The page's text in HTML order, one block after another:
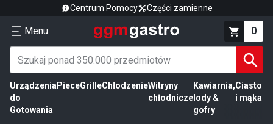
Centrum Pomocy Części zamienne
Menu 0
Urządzenia
do
Gotowania
PieceGrilleChłodzenieWitryny
chłodnicze
Kawiarnia,
lody &
gofry
Ciasto
i mąka